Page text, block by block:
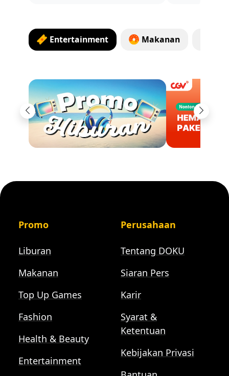
Entertainment Makanan
Previous Next
Promo
Liburan
Makanan
Top Up Games
Fashion
Health & Beauty
Entertainment
Perusahaan
Tentang DOKU
Siaran Pers
Karir
Syarat &
Ketentuan
Kebijakan Privasi